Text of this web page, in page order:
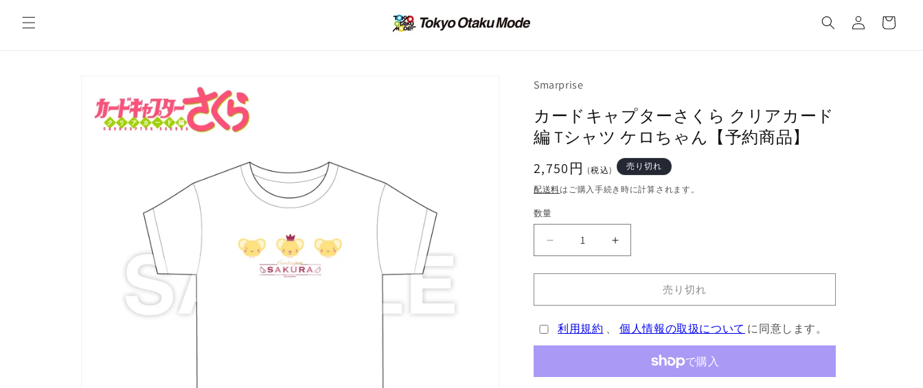
ンツに
進む
イ
ー
キップ
Smarprise
カードキャプターさくら クリアカード
編 Tシャツ ケロちゃん【予約商品】
通
常
価
格
2,750円 (税込) 売り切れ
配送料はご購入手続き時に計算されます。
数量
プ
タ
さ
カ
プ
タ
さ
売り切れ
利用規約 、個人情報の取扱について に同意します。